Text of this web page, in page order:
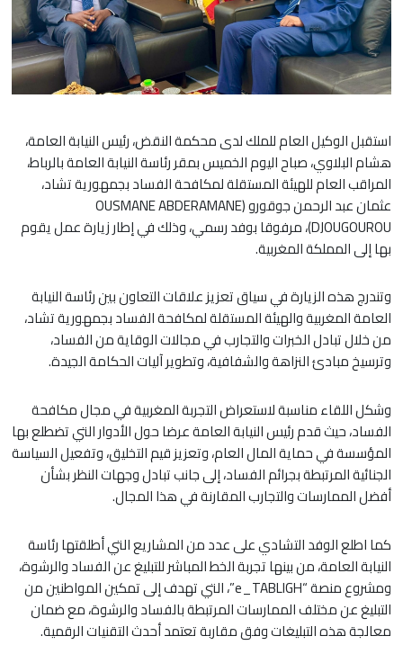
استقبل الوكيل العام للملك لدى محكمة النقض، رئيس النيابة العامة،
هشام البلاوي، صباح اليوم الخميس بمقر رئاسة النيابة العامة بالرباط،
المراقب العام للهيئة المستقلة لمكافحة الفساد بجمهورية تشاد،
عثمان عبد الرحمن جوقورو (OUSMANE ABDERAMANE
DJOUGOUROU)، مرفوقا بوفد رسمي، وذلك في إطار زيارة عمل يقوم
بها إلى المملكة المغربية.
وتندرج هذه الزيارة في سياق تعزيز علاقات التعاون بين رئاسة النيابة
العامة المغربية والهيئة المستقلة لمكافحة الفساد بجمهورية تشاد،
من خلال تبادل الخبرات والتجارب في مجالات الوقاية من الفساد،
وترسيخ مبادئ النزاهة والشفافية، وتطوير آليات الحكامة الجيدة.
وشكل اللقاء مناسبة لاستعراض التجربة المغربية في مجال مكافحة
الفساد، حيث قدم رئيس النيابة العامة عرضا حول الأدوار التي تضطلع بها
المؤسسة في حماية المال العام، وتعزيز قيم التخليق، وتفعيل السياسة
الجنائية المرتبطة بجرائم الفساد، إلى جانب تبادل وجهات النظر بشأن
أفضل الممارسات والتجارب المقارنة في هذا المجال.
كما اطلع الوفد التشادي على عدد من المشاريع التي أطلقتها رئاسة
النيابة العامة، من بينها تجربة الخط المباشر للتبليغ عن الفساد والرشوة،
ومشروع منصة “e_TABLIGH”، التي تهدف إلى تمكين المواطنين من
التبليغ عن مختلف الممارسات المرتبطة بالفساد والرشوة، مع ضمان
معالجة هذه التبليغات وفق مقاربة تعتمد أحدث التقنيات الرقمية.